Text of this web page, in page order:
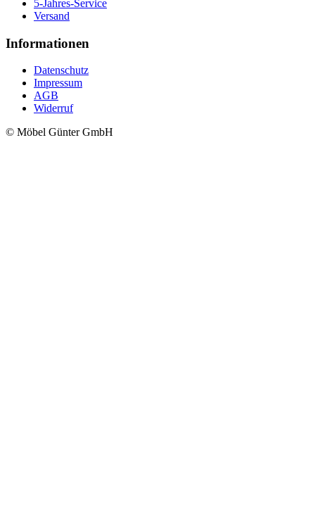
5-Jahres-Service
Versand
Informationen
Datenschutz
Impressum
AGB
Widerruf
© Möbel Günter GmbH